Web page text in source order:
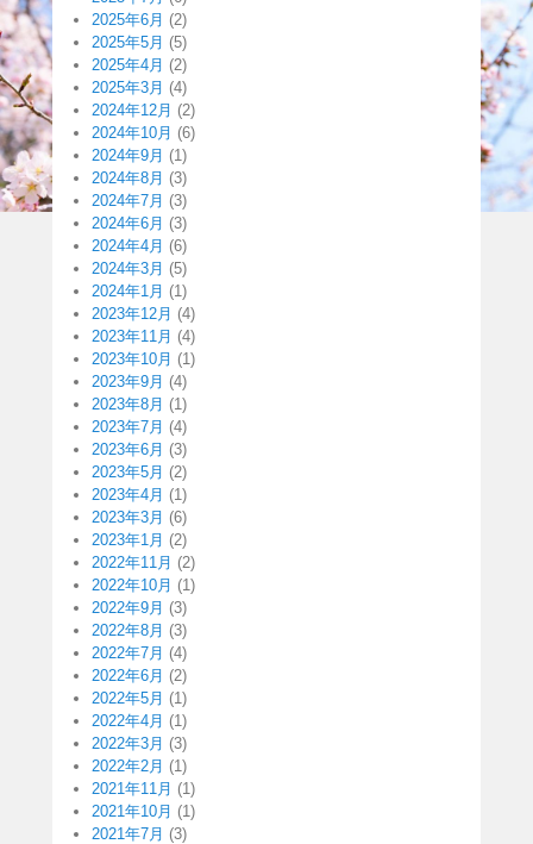
2025年6月 (2)
2025年5月 (5)
2025年4月 (2)
2025年3月 (4)
2024年12月 (2)
2024年10月 (6)
2024年9月 (1)
2024年8月 (3)
2024年7月 (3)
2024年6月 (3)
2024年4月 (6)
2024年3月 (5)
2024年1月 (1)
2023年12月 (4)
2023年11月 (4)
2023年10月 (1)
2023年9月 (4)
2023年8月 (1)
2023年7月 (4)
2023年6月 (3)
2023年5月 (2)
2023年4月 (1)
2023年3月 (6)
2023年1月 (2)
2022年11月 (2)
2022年10月 (1)
2022年9月 (3)
2022年8月 (3)
2022年7月 (4)
2022年6月 (2)
2022年5月 (1)
2022年4月 (1)
2022年3月 (3)
2022年2月 (1)
2021年11月 (1)
2021年10月 (1)
2021年7月 (3)